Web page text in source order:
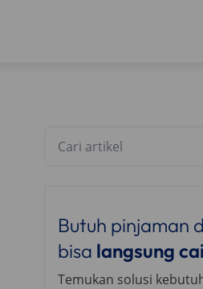
Butuh pinjaman
bisa langsung
Temukan solusi